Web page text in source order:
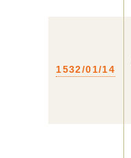
1532/01/14